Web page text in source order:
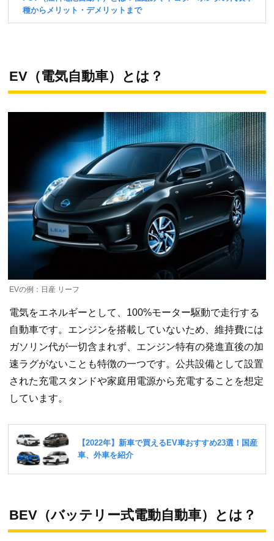
EV（電気自動車）とは？
EVの例：日産 リーフ
電気をエネルギーとして、100%モーター駆動で走行する
自動車です。エンジンを搭載していないため、維持費には
ガソリン代が一切含まれず、エンジン特有の発進直後の加
速ラグがないことも特徴の一つです。公共設備として設置
された充電スタンドや家庭用電源から充電することを想定
しています。
BEV（バッテリー式電動自動車）とは？